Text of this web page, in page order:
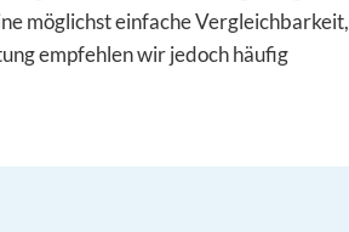
möglichst einfache Vergleichbarkeit,
empfehlen wir jedoch häufig